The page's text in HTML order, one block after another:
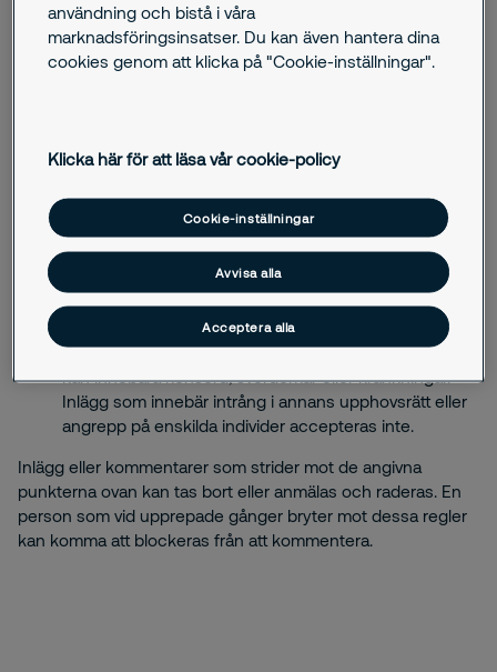
Från och med juni 2023 har vi en ny rutin för hur vi hanterar
kommenterer i våra sociala medier, där vi:
kommersiell innebörd eller kommentarer som hänvisar
Inte accepterar inlägg och kommentarer som strider
mot lagen eller som har rasistiskt, sexuellt eller
våldsamt innehåll samt nedsättande omdömen om
kön, ras, religion eller sexualitet.
Inte accepterar ovårdat språkbruk vilket exempelvis
kan innebära könsord, svordomar eller kränkningar.
Inlägg som innebär intrång i annans upphovsrätt eller
angrepp på enskilda individer accepteras inte.
Inlägg eller kommentarer som strider mot de angivna
punkterna ovan kan tas bort eller anmälas och raderas. En
person som vid upprepade gånger bryter mot dessa regler
kan komma att blockeras från att kommentera.
användning och bistå i våra
marknadsföringsinsatser. Du kan även hantera dina
cookies genom att klicka på "Cookie-inställningar".
Klicka här för att läsa vår cookie-policy
Cookie-inställningar
Avvisa alla
Acceptera alla